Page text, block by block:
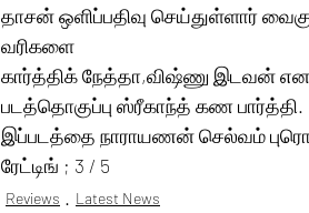
தாசன் ஒளிப்பதிவு செய்துள்ளார்
வரிகளை
கார்த்திக் நேத்தா,விஷ்ணு இடவன் என
படத்தொகுப்பு ஸ்ரீகாந்த் கண பார்த்தி.
இப்படத்தை நாராயணன் செல்வம்
ரேட்டிங் ; 3 / 5
Reviews Latest News